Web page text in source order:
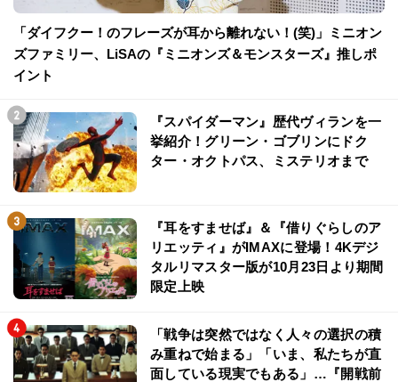
「ダイフクー！のフレーズが耳から離れない！(笑)」ミニオン
ズファミリー、LiSAの『ミニオンズ＆モンスターズ』推しポ
イント
『スパイダーマン』歴代ヴィランを一
挙紹介！グリーン・ゴブリンにドク
ター・オクトパス、ミステリオまで
『耳をすませば』＆『借りぐらしのア
リエッティ』がIMAXに登場！4Kデジ
タルリマスター版が10月23日より期間
限定上映
「戦争は突然ではなく人々の選択の積
み重ねで始まる」「いま、私たちが直
面している現実でもある」…『開戦前